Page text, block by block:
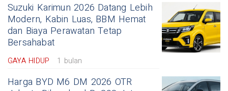
Suzuki Karimun 2026 Datang Lebih
Modern, Kabin Luas, BBM Hemat
dan Biaya Perawatan Tetap
Bersahabat
GAYA HIDUP 1 bulan
Harga BYD M6 DM 2026 OTR